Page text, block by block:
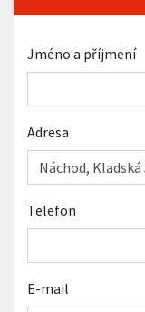
Jméno a příjmení
Adresa
Telefon
E-mail